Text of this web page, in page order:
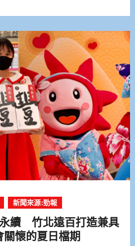
新聞來源:勁報
續 竹北遠百打造兼具
懷的夏日檔期